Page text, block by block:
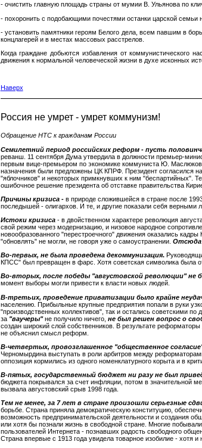
- очистить главную площадь страны от мумии В. Ульянова по
- похоронить с подобающими почестями останки царской семьи
- установить памятники героям Белого дела, всем павшим в
концлагерей и в местах массовых расстрелов.
Когда граждане добьются избавления от коммунистического
движения к нормальной человеческой жизни в духе исконных
Наверх
Россия не умрет - умрет коммунизм!
Обращение НТС к гражданам России
Семилетний период российских реформ - пусть
реванш. 11 сентября Дума утвердила в должности премьер-
первым вице-премьером по экономике коммуниста Ю.
назначения были предложены ЦК КПРФ. Президент согласился
"яблочников" и некоторых примкнувших к ним "беспартийных".
ошибочное решение президента об отставке правительства
Причины кризиса - в природе сложившейся в стране после
последышей - олигархов. И те, и другие показали себя
Истоки кризиса- в двойственном характере революция
свой режим через модернизацию, и низовое народное
новообразованного "перестроечного" движения оказались
"обновлять" не могли, не говоря уже о самоустранении. Отсюда
Во-первых, не была проведена декоммунизация.
КПСС" был превращен в фарс. Хотя советская символика была
Во-вторых, после победы "августовской революции" не
момент выборы могли привести к власти новых людей.
В-третьих, проведение приватизации было крайне
населению. Прибыльные крупные предприятия попали в руки
"производственных коллективов", так и остались советскими
за "ваучеры"не получило ничего, не был решен вопрос о
создан широкий слой собственников. В результате
не объяснил смысл реформ.
В-четвертых, провозглашенное "общественное
Черномырдина выступать в роли арбитров между
оппозиция кормились из одного номенклатурного корыта и в
В-пятых, государственный бюджет ни разу не был
бюджета покрывался за счет инфляции, потом в значительной
вызвала августовский срыв 1998 года.
Тем не менее, за 7 лет в стране произошли серьезные
борьбе. Страна приняла демократическую конституцию,
возможность предпринимательской деятельности и создания
или хотя бы познали жизнь в свободной стране. Многие
пользователей Интернета - познавших радость свободного
Страна впервые с 1913 года увидела товарное изобилие - хотя и